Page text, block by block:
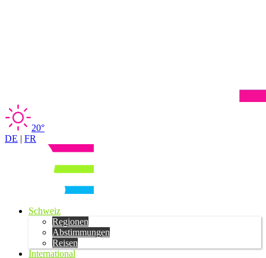
20°
DE | FR
Schweiz
Regionen
Abstimmungen
Reisen
International